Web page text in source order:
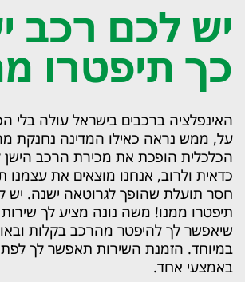
יש לכם רכב
כך תיפטרו
האינפלציה ברכבים בישראל עולה
על, ממש נראה כאילו המדינה נחנקת
הכלכלית הופכת את מכירת הרכב
כדאית ולרוב, אנחנו מוצאים את
חסר תועלת שהופך לגרוטאה ישנה. יש
תיפטרו ממנו! משה נונה מציע לך
שיאפשר לך להיפטר מהרכב בקלות
במיוחד. הזמנת השירות תאפשר לך
באמצעי אחד.